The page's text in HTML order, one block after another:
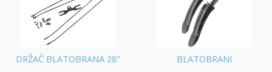
DRŽAČ BLATOBRANA 28" BLATOBRANI